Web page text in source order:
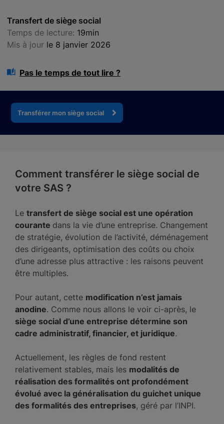
Transfert de siège social
Temps de lecture: 19min
Mis à jour le 8 janvier 2026
Pas le temps de tout lire ?
Transférer mon siège social
Comment transférer le siège social de
votre SAS ?
Le transfert de siège social est une opération
courante dans la vie d’une entreprise. Changement
de stratégie, évolution de l’activité, déménagement
des dirigeants, optimisation des coûts ou choix
d’une adresse plus attractive : les raisons peuvent
être multiples.
Pour autant, cette modification n’est jamais
anodine. Comme nous allons le voir ci-après, le
siège social d’une entreprise détermine son
cadre administratif, financier, et juridique.
Actuellement, les règles de fond restent
relativement stables, mais les modalités de
réalisation des formalités ont profondément
évolué avec la généralisation du guichet unique
des formalités des entreprises, géré par l’INPI.